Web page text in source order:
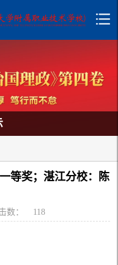
等奖；湛江分校：陈
数： 118